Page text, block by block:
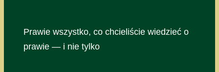
Prawie wszystko, co chcieliście wiedzieć o
prawie — i nie tylko